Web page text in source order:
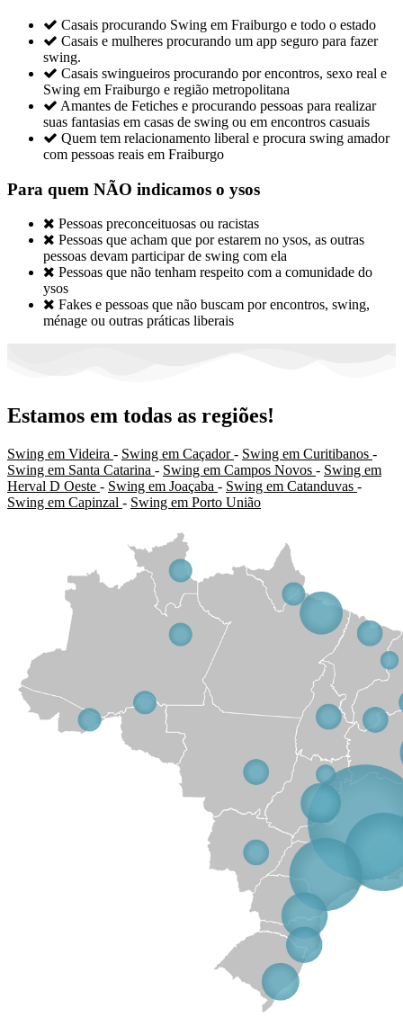
 Casais procurando Swing em Fraiburgo e todo o estado
 Casais e mulheres procurando um app seguro para fazer
swing.
 Casais swingueiros procurando por encontros, sexo real e
Swing em Fraiburgo e região metropolitana
 Amantes de Fetiches e procurando pessoas para realizar
suas fantasias em casas de swing ou em encontros casuais
 Quem tem relacionamento liberal e procura swing amador
com pessoas reais em Fraiburgo
Para quem NÃO indicamos o ysos
 Pessoas preconceituosas ou racistas
 Pessoas que acham que por estarem no ysos, as outras
pessoas devam participar de swing com ela
 Pessoas que não tenham respeito com a comunidade do
ysos
 Fakes e pessoas que não buscam por encontros, swing,
ménage ou outras práticas liberais
Estamos em todas as regiões!
Swing em Videira - Swing em Caçador- Swing em Curitibanos -
Swing em Santa Catarina - Swing em Campos Novos - Swing em
Herval D Oeste - Swing em Joaçaba - Swing em Catanduvas -
Swing em Capinzal - Swing em Porto União